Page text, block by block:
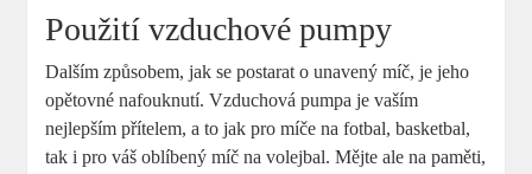
Použití vzduchové pumpy
Dalším způsobem, jak se postarat o unavený míč, je jeho
opětovné nafouknutí. Vzduchová pumpa je vaším
nejlepším přítelem, a to jak pro míče na fotbal, basketbal,
tak i pro váš oblíbený míč na volejbal. Mějte ale na paměti,